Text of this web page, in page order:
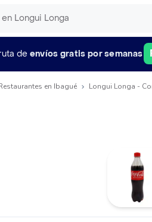
de envíos gratis por semanas
en Ibagué Longui Longa -